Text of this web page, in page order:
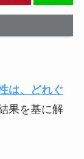
は、どれぐ
果を基に解